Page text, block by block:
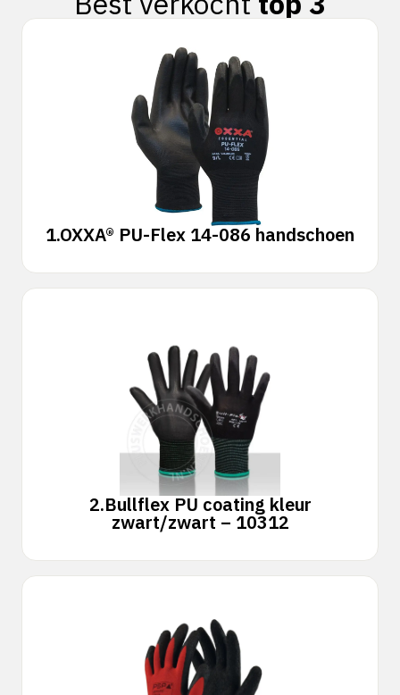
1.OXXA® PU-Flex 14-086 handschoen
2.Bullflex PU coating kleur
zwart/zwart – 10312